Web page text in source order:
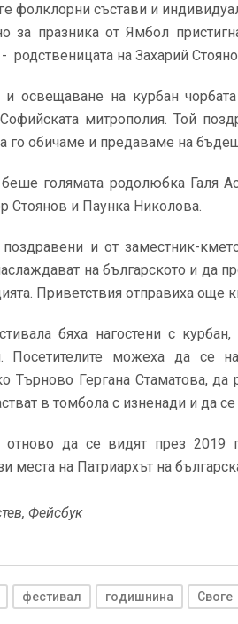
фолклорни състави и
за празника от Ямбол
на Захарий
и освещаване на курбан
митрополия. Той
го обичаме и предаваме на
голямата родолюбка Галя
Стоянов и Паунка Николова.
и от заместник-
на българското и да
Приветствия отправиха
бяха нагостени с
Посетителите можеха да се
Търново Гергана Стаматова, да
в томбола с изненади и да
отново да се видят през 2019
места на Патриархът на
Фейсбук
фестивал годишнина Своге